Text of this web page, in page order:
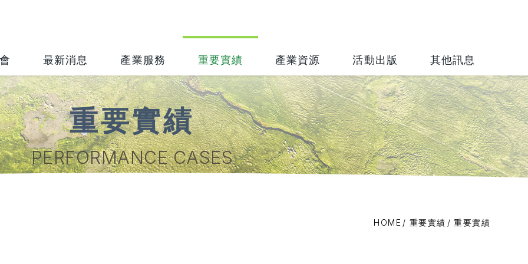
最新消息 產業服務 重要實績 產業資源 活動出版 其他訊息
重要實績
PERFORMANCE CASES
HOME 重要實績 重要實績